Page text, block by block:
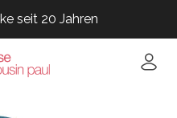
seit 20 Jahren
seit 20 Jahren
seit 20 Jahren